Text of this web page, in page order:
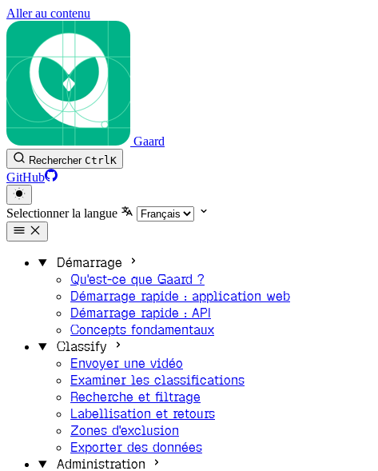
Aller au contenu
Gaard
Rechercher CtrlK
GitHub
Selectionner la langue
Démarrage
Qu'est-ce que Gaard ?
Démarrage rapide : application web
Démarrage rapide : API
Concepts fondamentaux
Classify
Envoyer une vidéo
Examiner les classifications
Recherche et filtrage
Labellisation et retours
Zones d'exclusion
Exporter des données
Administration